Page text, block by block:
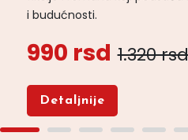
i budućnosti.
990 rsd 1.320 rsd
Detaljnije